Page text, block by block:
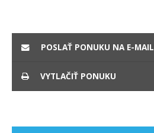
POSLAŤ PONUKU NA E-MAIL
VYTLAČIŤ PONUKU